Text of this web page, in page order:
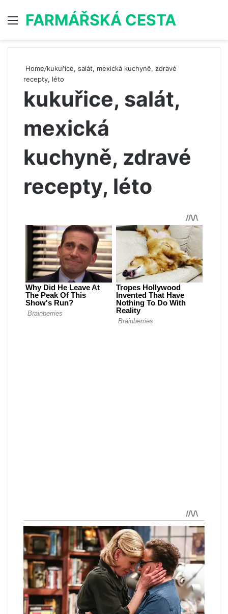
Menu
FARMÁŘSKÁ CESTA
Home/kukuřice, salát, mexická kuchyně, zdravé
recepty, léto
kukuřice, salát,
mexická
kuchyně, zdravé
recepty, léto